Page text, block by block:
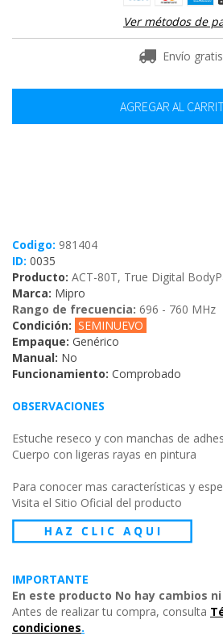
Ver métodos de
Envío gratis
Codigo: 981404
ID: 0035
Producto: ACT-80T, True Digital
Marca: Mipro
Rango de frecuencia: 696 - 760 MHz
Condición: SEMINUEVO
Empaque: Genérico
Manual: No
Funcionamiento: Comprobado
OBSERVACIONES
Estuche reseco y con manchas de
Cuerpo con ligeras rayas en pintura
Para conocer mas características y
Visita el Sitio Oficial del producto
IMPORTANTE
En este producto No hay cambios
Antes de realizar tu compra, consulta
condiciones.